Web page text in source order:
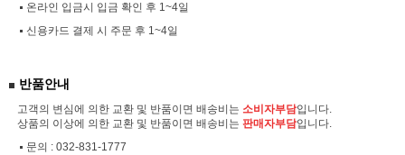
온라인 입금시 입금 확인 후 1~4일
신용카드 결제 시 주문 후 1~4일
반품안내
고객의 변심에 의한 교환 및 반품이면 배송비는 소비자부담입니다.
상품의 이상에 의한 교환 및 반품이면 배송비는 판매자부담입니다.
문의 : 032-831-1777